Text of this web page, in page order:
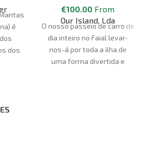
é
dos
a
€100.00 From
Our Island, Lda
O nosso passeio de carro de
dia inteiro no Faial levar-
nos-á por toda a ilha de
uma forma divertida e